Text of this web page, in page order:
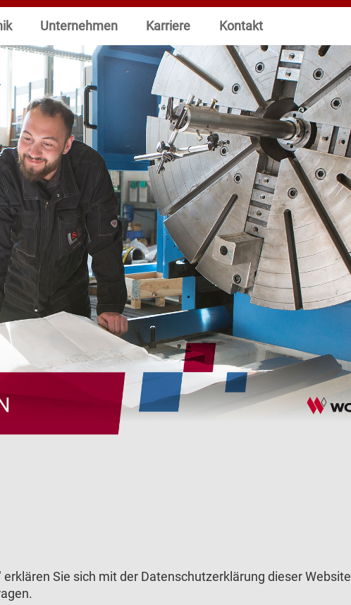
Unternehmen Karriere Kontakt
Sie sich mit der Datenschutzerklärung dieser Website